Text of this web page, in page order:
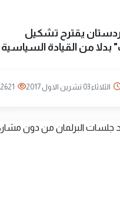
يقترح تشكيل
من القيادة السياسية
الثلاثاء 03 تشرين الاول 2017 2621